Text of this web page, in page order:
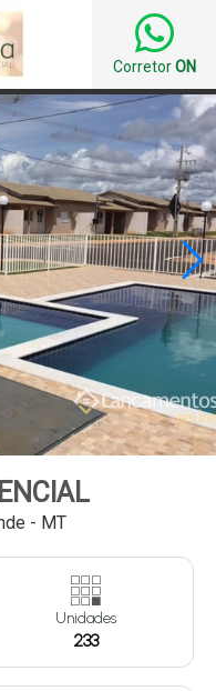
CorretorON

- MT
Unidades
233